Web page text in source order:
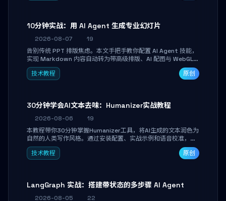
10分钟实战：用 AI Agent 生成专业幻灯片
2026-08-07
19
告别传统 PPT 排版焦虑。本文手把手教你配置 AI Agent 技能，
实现 Markdown 内容自动转为带高级排版、AI 配图与 WebGL
运行时的 HTML 幻灯片。只需专注内容，10 分钟即可产出可投
屏的专业级演示文稿。
技术教程 原创
30分钟学会AI文本去味：Humanizer实战教程
2026-08-06
19
本教程带你30分钟掌握Humanizer工具，将AI生成的文本润色为
自然的人类写作风格。通过安装配置、实战示例和语音校准，让
你的内容告别AI痕迹，匹配个人写作习惯，适合内容创作者和技
术博主。
技术教程 原创
LangGraph 实战：搭建带状态的多步骤 AI Agent
2026-08-05
22